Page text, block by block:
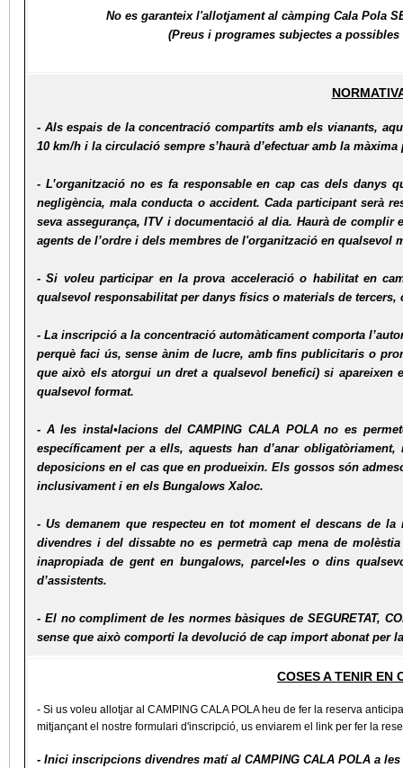
No es garanteix l'allotjament al càmping Cala Pola
(Preus i programes subjectes a
- Als espais de la concentració compartits amb els vianants,
10 km/h i la circulació sempre s’haurà d’efectuar amb la màxima
- L’organització no es fa responsable en cap cas dels danys
negligència, mala conducta o accident. Cada participant serà
seva assegurança, ITV i documentació al dia. Haurà de
agents de l’ordre i dels membres de l'organització en qualsevol
- Si voleu participar en la prova acceleració o habilitat en
qualsevol responsabilitat per danys físics o materials de tercers,
- La inscripció a la concentració automàticament comporta
perquè faci ús, sense ànim de lucre, amb fins publicitaris o
que això els atorgui un dret a qualsevol benefici) si
qualsevol format.
- A les instal•lacions del CAMPING CALA POLAno es
específicament per a ells,aquests han d’anar
deposicions en el cas que en produeixin.Els gossos són
inclusivament i en els Bungalows Xaloc.
- Us demanem que respecteu en tot moment el descans de
divendres i del dissabte no es permetrà cap mena de
inapropiada de gent en bungalows, parcel•les o dins
d’assistents.
- El no compliment de les normes bàsiques de SEGURETAT,
sense que això comporti la devolució de cap import abonat per
COSES A TENIR EN
- Si us voleu allotjar al CAMPING CALA POLA heu de fer la reserva
mitjançant el nostre formulari d'inscripció, us enviarem el link per fer la
- Inici inscripcions divendres matí al CAMPING CALA POLA a les